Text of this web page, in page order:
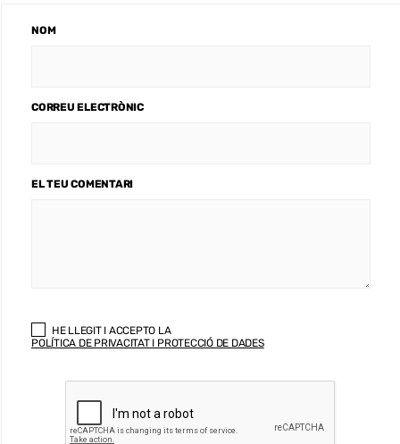
NOM
CORREU ELECTRÒNIC
EL TEU COMENTARI
HE LLEGIT I ACCEPTO LA
POLÍTICA DE PRIVACITAT I PROTECCIÓ DE DADES